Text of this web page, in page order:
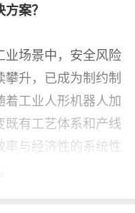
案？
业场景中，安全风险
升，已成为制约制
工业人形机器人加
有工艺体系和产线
与经济性的系统性
。